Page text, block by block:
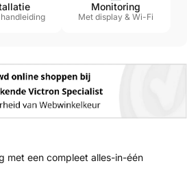
Monitoring
Met display & Wi-Fi
met een compleet alles-in-één